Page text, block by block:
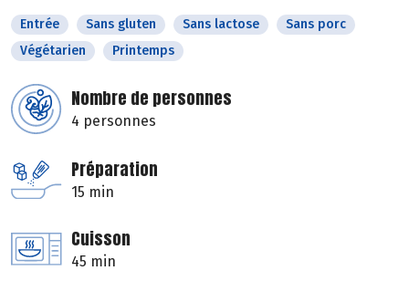
Entrée Sans gluten Sans lactose
Sans porc
Végétarien
Printemps
Nombre de personnes
4 personnes
Préparation
15 min
Cuisson
45 min